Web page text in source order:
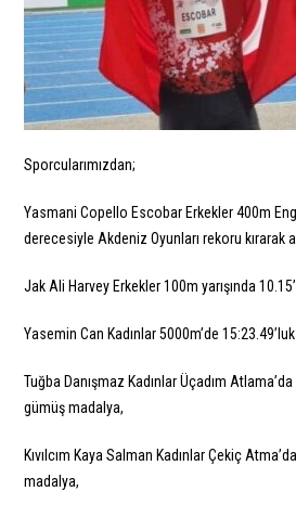
Sporcularımızdan;
Yasmani Copello Escobar Erkekler 400m
derecesiyle Akdeniz Oyunları rekoru kırarak
Jak Ali Harvey Erkekler 100m yarışında
Yasemin Can Kadınlar 5000m’de
Tuğba Danışmaz Kadınlar Üçadım Atlama’da
gümüş madalya,
Kıvılcım Kaya Salman Kadınlar Çekiç
madalya,